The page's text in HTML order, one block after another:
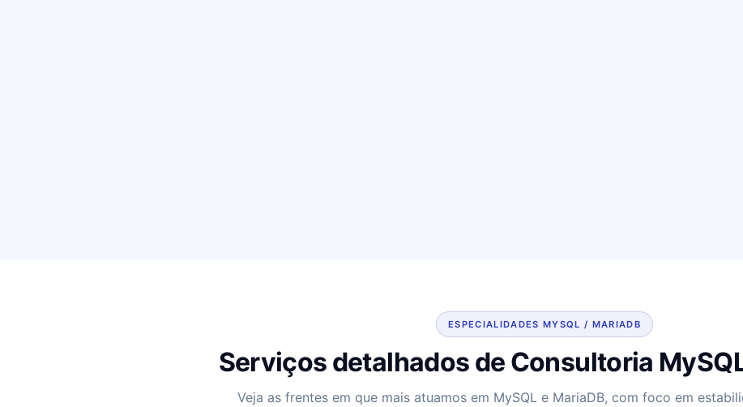
ESPECIALIDADES MYSQL / MARIADB
Serviços detalhados de Consultoria
Veja as frentes em que mais atuamos em MySQL e MariaDB, com foco em